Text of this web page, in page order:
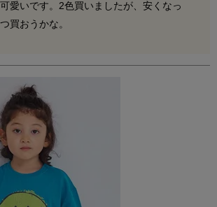
愛いです。2色買いましたが、安くなっ
買おうかな。